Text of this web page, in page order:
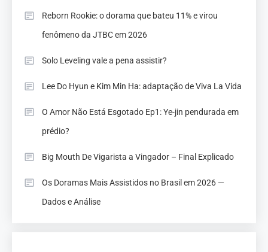
Reborn Rookie: o dorama que bateu 11% e virou
fenômeno da JTBC em 2026
Solo Leveling vale a pena assistir?
Lee Do Hyun e Kim Min Ha: adaptação de Viva La Vida
O Amor Não Está Esgotado Ep1: Ye-jin pendurada em
prédio?
Big Mouth De Vigarista a Vingador – Final Explicado
Os Doramas Mais Assistidos no Brasil em 2026 —
Dados e Análise